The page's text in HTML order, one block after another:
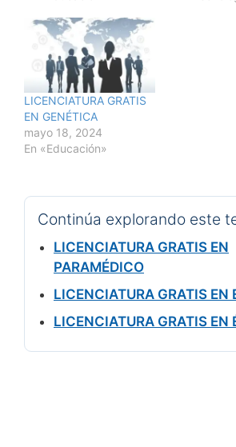
LICENCIATURA GRATIS
EN GENÉTICA
mayo 18, 2024
En «Educación»
Continúa explorando este
LICENCIATURA GRATIS EN
PARAMÉDICO
LICENCIATURA GRATIS EN
LICENCIATURA GRATIS EN